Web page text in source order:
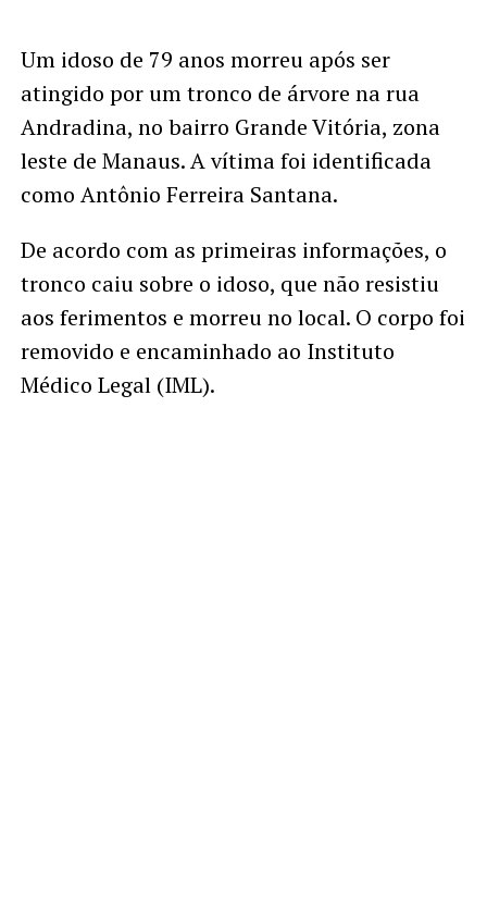
Um idoso de 79 anos morreu após ser
atingido por um tronco de árvore na rua
Andradina, no bairro Grande Vitória, zona
leste de Manaus. A vítima foi identificada
como Antônio Ferreira Santana.
De acordo com as primeiras informações, o
tronco caiu sobre o idoso, que não resistiu
aos ferimentos e morreu no local. O corpo foi
removido e encaminhado ao Instituto
Médico Legal (IML).